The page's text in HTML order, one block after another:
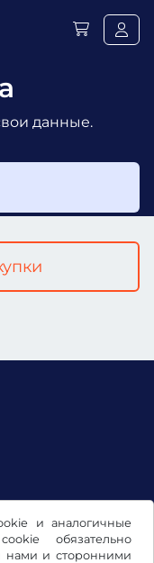
и аналогичные
обязательно
нами и сторонними
данные.
данные